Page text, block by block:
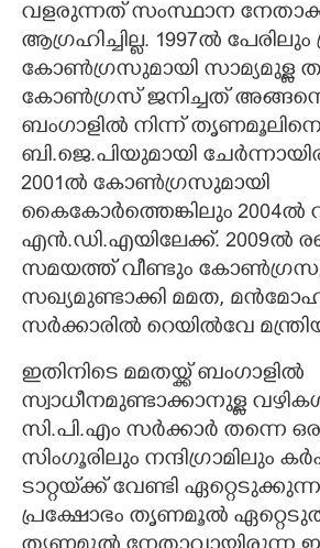
വളരുന്നത് സംസ്ഥാന
ആഗ്രഹിച്ചില്ല. 1997ൽ
കോൺഗ്രസുമായി
കോൺഗ്രസ് ജനിച്ചത്
ബംഗാളിൽ നിന്ന്
ബി.ജെ.പിയുമായി
2001ൽ കോൺഗ്രസുമായി
കൈകോർത്തെങ്കിലും 2004ൽ
എൻ.ഡി.എയിലേക്ക്. 2009ൽ
സമയത്ത് വീണ്ടും
സഖ്യമുണ്ടാക്കി മമത,​
സർക്കാരിൽ റെയിൽവേ
ഇതിനിടെ മമതയ്ക്ക് ബംഗാളിൽ
സ്വാധീനമുണ്ടാക്കാനുള്ള
സി.പി.എം സർക്കാർ തന്നെ
സിംഗൂരിലും നന്ദിഗ്രാമിലും
ടാറ്റയ്‌ക്ക് വേണ്ടി
പ്രക്ഷോഭം തൃണമൂൽ